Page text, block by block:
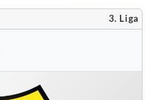
3. Liga